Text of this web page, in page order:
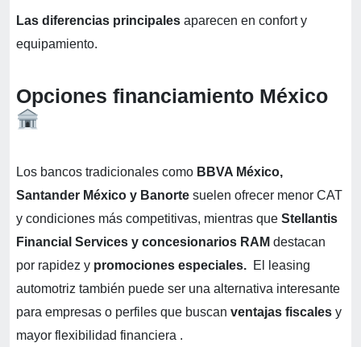
Las diferencias principales aparecen en confort y
equipamiento.
Opciones financiamiento México
Los bancos tradicionales como BBVA México,
Santander México y Banorte suelen ofrecer menor CAT
y condiciones más competitivas, mientras que Stellantis
Financial Services y concesionarios RAM destacan
por rapidez y promociones especiales. El leasing
automotriz también puede ser una alternativa interesante
para empresas o perfiles que buscan ventajas fiscales y
mayor flexibilidad financiera .